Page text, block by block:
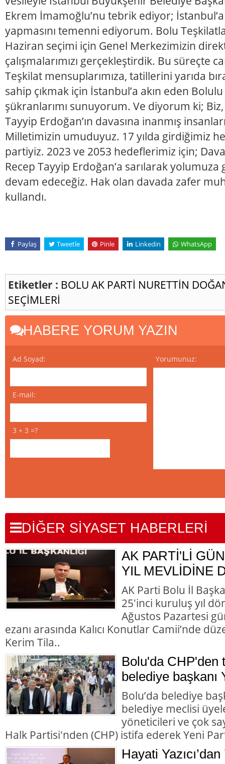
Ekrem İmamoğlu’nu tebrik ediyor;
yapmasını temenni ediyorum. Bolu
Haziran seçimi için Genel Merkezimizin
çalışmalarımızı gerçekleştirdik. Bu süreçte
Teşkilat mensuplarımıza, tatillerini yarıda
sahip çıkmak için İstanbul’a akın eden
şükranlarımı sunuyorum. Ve diyorum ki;
Tayyip Erdoğan’ın davasına inanmış
Milletimizin umuduyuz. 17 yılda girdiğimiz
partiyiz. 2023 ve 2053 hedeflerimiz için;
Recep Tayyip Erdoğan’a sarılarak
devam edeceğiz. Hak olan davada zafer
kullandı.
Paylaş Tweetle Pinle Linkedin WhatsApp
Etiketler : BOLU AK PARTİ NURETTİN
SEÇİMLERİ
HABERE YORUM YAZIN
Ad Soyad:
E-mail:
3 + 3 =?
Yorumunuz:
DİĞER SİYASET HABERLERİ
AK PARTİ'Lİ
YIL MEVLİDİNE
AK Parti Bolu İl
25'inci kuruluş yıl
Ağustos Pazartesi
ezanı arasında Kalıcı Konutlar Camii’nde
Kerim Tila..
Bolu'da CHP'den
belediye başkanı
Bolu’da belediye
belediye meclisi
yöneticileri ve çok
Halk Partisi'nden (CHP) istifa ederek Yeni
Hayati